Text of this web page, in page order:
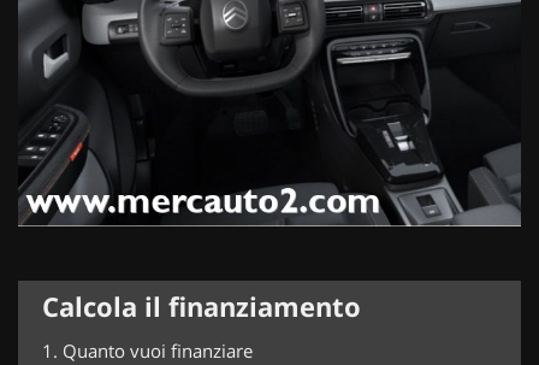
Calcola il finanziamento
1. Quanto vuoi finanziare